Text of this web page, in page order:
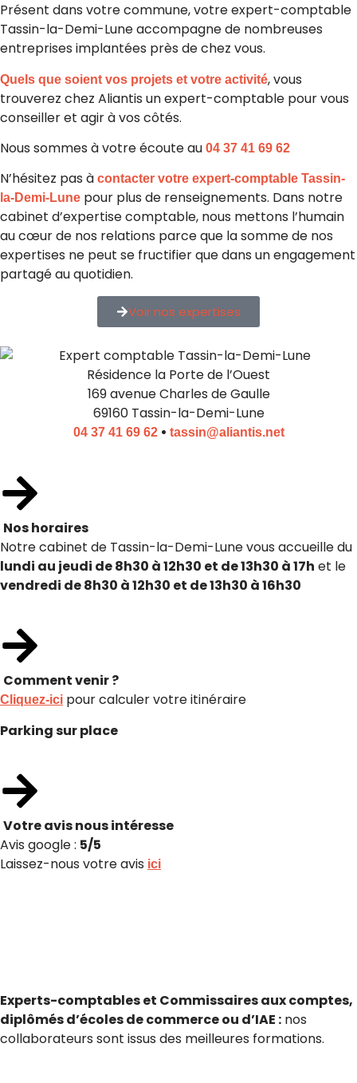
Présent dans votre commune, votre expert-comptable
Tassin-la-Demi-Lune accompagne de nombreuses
entreprises implantées près de chez vous.
Quels que soient vos projets et votre activité, vous
trouverez chez Aliantis un expert-comptable pour vous
conseiller et agir à vos côtés.
Nous sommes à votre écoute au 04 37 41 69 62
N’hésitez pas à contacter votre expert-comptable Tassin-
la-Demi-Lune pour plus de renseignements. Dans notre
cabinet d’expertise comptable, nous mettons l’humain
au cœur de nos relations parce que la somme de nos
expertises ne peut se fructifier que dans un engagement
partagé au quotidien.
Voir nos expertises
Résidence la Porte de l’Ouest
169 avenue Charles de Gaulle
69160 Tassin-la-Demi-Lune
04 37 41 69 62• tassin@aliantis.net
Nos horaires
Notre cabinet de Tassin-la-Demi-Lune vous accueille du
lundi au jeudi de 8h30 à 12h30 et de 13h30 à 17h et le
vendredi de 8h30 à 12h30 et de 13h30 à 16h30
Comment venir ?
Cliquez-ici pour calculer votre itinéraire
Parking sur place
Votre avis nous intéresse
Avis google : 5/5
Laissez-nous votre avis ici
Experts-comptables et Commissaires aux comptes,
diplômés d’écoles de commerce ou d’IAE : nos
collaborateurs sont issus des meilleures formations.